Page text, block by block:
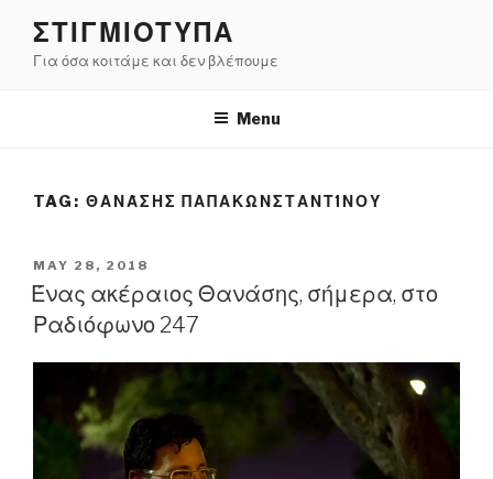
content
ΣΤΙΓΜΙΟΤΥΠΑ
Για όσα κοιτάμε και δεν βλέπουμε
Menu
TAG: ΘΑΝΆΣΗΣ ΠΑΠΑΚΩΝΣΤΑΝΤΊΝΟΥ
POSTED
ON
MAY 28, 2018
Ένας ακέραιος Θανάσης, σήμερα, στο
Ραδιόφωνο 247